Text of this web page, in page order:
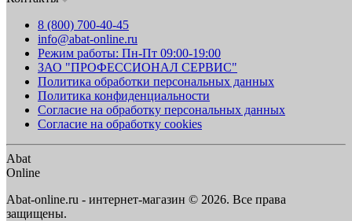
8 (800) 700-40-45
info@abat-online.ru
Режим работы: Пн-Пт 09:00-19:00
ЗАО "ПРОФЕССИОНАЛ СЕРВИС"
Политика обработки персональных данных
Политика конфиденциальности
Согласие на обработку персональных данных
Согласие на обработку cookies
Abat
Online
Abat-online.ru - интернет-магазин © 2026. Все права
защищены.